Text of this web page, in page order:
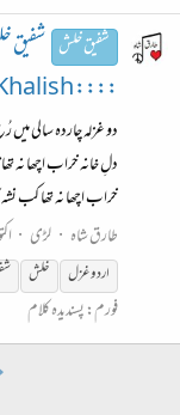
شفیق خلش شفیق
:::: Shafiq Khalish
دو غزلہ چاردہ سالی میں
دلِ خانہ خراب اچھا نہ
خراب اچھا نہ تھا کب
طارق شاہ
لڑی
اردو غزل
خلش
فورم:پسندیدہ کلام